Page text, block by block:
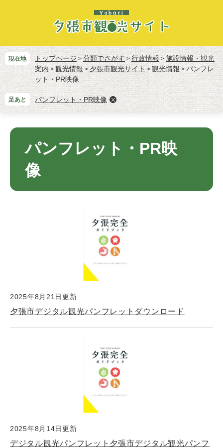
先
頭
で
す。
を
飛
ば
て
本
文
現在地 トップページ > 分類でさがす > 行政情報 > 施設情報・観光
案内 >観光情報 > 夕張市観光サイト > 観光情報> パンフレ
ット・PR映像
足あと パンフレット・PR映像
本
パンフレット・PR映
像
2025年8月21日更新
夕張市デジタル観光パンフレットダウンロード
2025年8月14日更新
デジタル観光パンフレット夕張市デジタル観光パンフ